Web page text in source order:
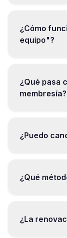
¿Cómo
equipo"?
¿Qué pasa
membresía?
¿Puedo
¿Qué
¿La